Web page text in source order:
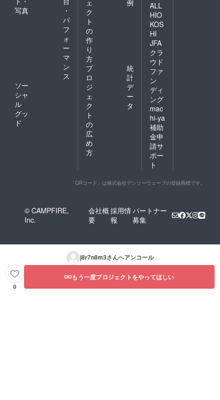
写真
・
パ
フ
ォ
ー
マ
ン
ス
ソー
シャ
ル
グッ
ド
ェ
ク
ト
の
作
り
方
例
プ
ロ
ジ
ェ
ク
ト
の
広
め
方
統
計
デ
ー
タ
ALL
HIO
KOS
HI
JFA
クラ
ウド
ファ
ン
ディ
ング
mac
hi-ya
補助
金申
請サ
ポー
ト
「QRコード」は株式会社デンソーウェーブの登録商標です。
© CAMPFIRE,
Inc.
会社概
要
採用情
報
パートナー
募集
j8r7n8m3さんへアンコール
0
もう一度プロジェクトをやってほしい